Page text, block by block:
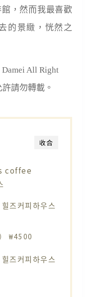
，然而我最喜歡
的景緻，恍然之
All Right
請勿轉載。
收合
coffee
커피하우스
₩4500
커피하우스